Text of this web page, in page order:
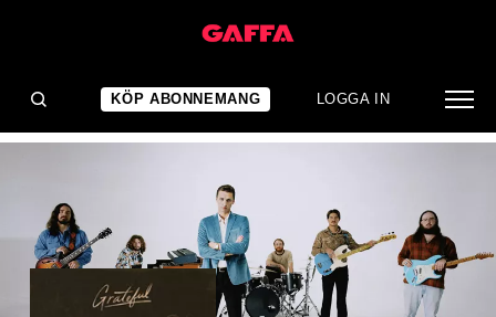
KÖP ABONNEMANG LOGGA IN
ALBUMRECENSION
En modern klassiker